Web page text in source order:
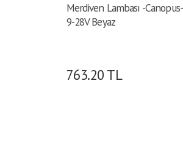
Merdiven Lambası -Canopus-
9-28V Beyaz
763.20 TL